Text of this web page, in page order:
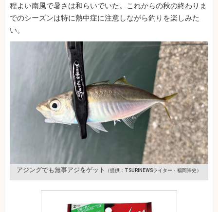
程よい南風で暑さは和らいでいた。これからの秋の終わりま
でのシーズンは特に熱中症に注意しながら釣りを楽しみた
い。
アジングでも無事アジをゲット （提供：TSURINEWSライター・福岡崇史）